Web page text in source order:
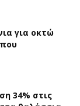
για οκτώ
34% στις